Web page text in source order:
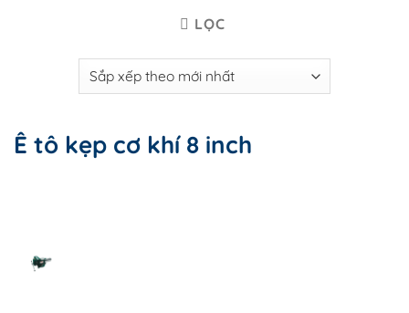
LỌC
Ê tô kẹp cơ khí 8 inch